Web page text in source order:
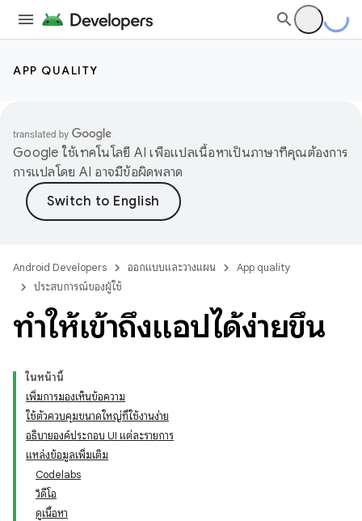
APP QUALITY
Google ใช้เทคโนโลยี AI เพื่อแปลเนื้อหาเป็นภาษาที่คุณต้องการ
การแปลโดย AI อาจมีข้อผิดพลาด
Android Developers ออกแบบและวางแผน
App quality
ประสบการณ์ของผู้ใช้
ทำให้เข้าถึงแอปได้ง่ายขึ้น
ในหน้านี้
เพิ่มการมองเห็นข้อความ
ใช้ตัวควบคุมขนาดใหญ่ที่ใช้งานง่าย
อธิบายองค์ประกอบ UI แต่ละรายการ
แหล่งข้อมูลเพิ่มเติม
Codelabs
วิดีโอ
ดูเนื้อหา